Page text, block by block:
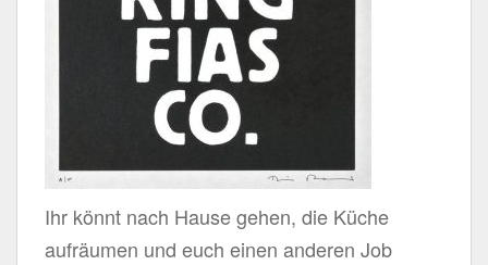
Ihr könnt nach Hause gehen, die Küche
aufräumen und euch einen anderen Job